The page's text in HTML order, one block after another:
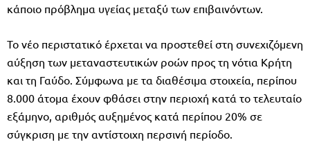
κάποιο πρόβλημα υγείας μεταξύ των επιβαινόντων.
Το νέο περιστατικό έρχεται να προστεθεί στη συνεχιζόμενη
αύξηση των μεταναστευτικών ροών προς τη νότια Κρήτη
και τη Γαύδο. Σύμφωνα με τα διαθέσιμα στοιχεία, περίπου
8.000 άτομα έχουν φθάσει στην περιοχή κατά το τελευταίο
εξάμηνο, αριθμός αυξημένος κατά περίπου 20% σε
σύγκριση με την αντίστοιχη περσινή περίοδο.